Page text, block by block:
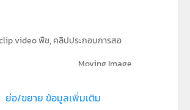
video พืช, คลิปประกอบการสอ
Moving Image
การสอนวิทยาศาสตร์และเทคโนโลยี (สสวท.)
ย่อ/ขยาย ข้อมูลเพิ่มเติม